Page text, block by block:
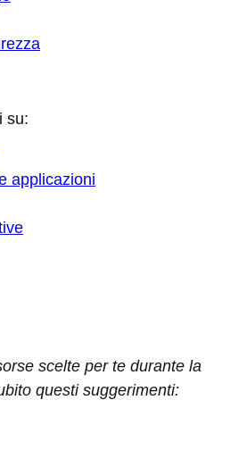
su:
applicazioni
scelte per te durante la
questi suggerimenti: